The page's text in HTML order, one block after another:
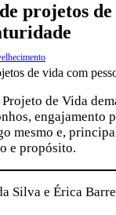
projetos
de Vida
engajamento
mesmo e,
e propósito.
Silva e Érica